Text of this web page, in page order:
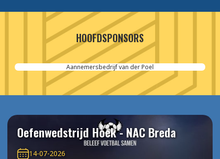
HOOFDSPONSORS
Aannemersbedrijf van der Poel
Oefenwedstrijd Hoek - NAC Breda
14-07-2026